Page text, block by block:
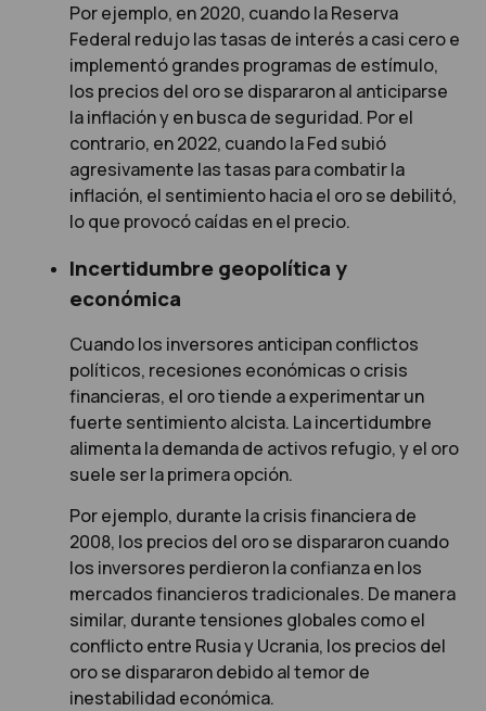
Por ejemplo, en 2020, cuando la Reserva
Federal redujo las tasas de interés a casi cero e
implementó grandes programas de estímulo,
los precios del oro se dispararon al anticiparse
la inflación y en busca de seguridad. Por el
contrario, en 2022, cuando la Fed subió
agresivamente las tasas para combatir la
inflación, el sentimiento hacia el oro se debilitó,
lo que provocó caídas en el precio.
Incertidumbre geopolítica y
económica
Cuando los inversores anticipan conflictos
políticos, recesiones económicas o crisis
financieras, el oro tiende a experimentar un
fuerte sentimiento alcista. La incertidumbre
alimenta la demanda de activos refugio, y el oro
suele ser la primera opción.
Por ejemplo, durante la crisis financiera de
2008, los precios del oro se dispararon cuando
los inversores perdieron la confianza en los
mercados financieros tradicionales. De manera
similar, durante tensiones globales como el
conflicto entre Rusia y Ucrania, los precios del
oro se dispararon debido al temor de
inestabilidad económica.